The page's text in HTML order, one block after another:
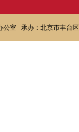
公室 承办：北京市丰台